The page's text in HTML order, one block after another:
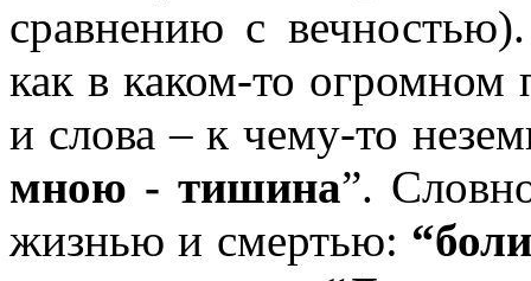
сравнению с
как в каком-то огромном
и слова – к чему-то
мною - тишина”.
жизнью и смертью: